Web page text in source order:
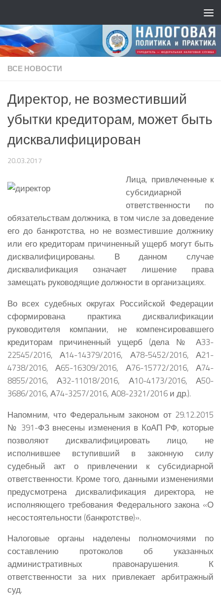
ВСЕ НОВОСТИ
Директор, не возместивший
убытки кредиторам, может быть
дисквалифицирован
20.03.2017
Лица, привлеченные к
субсидиарной
ответственности по
обязательствам должника, в том числе за доведение
его до банкротства, но не возместившие должнику
или его кредиторам причиненный ущерб могут быть
дисквалифицированы. В данном случае
дисквалификация означает лишение права
замещать руководящие должности в организациях.
Во всех судебных округах Российской Федерации
сформирована практика дисквалификации
руководителя компании, не компенсировавшего
кредиторам причиненный ущерб (дела № А33-
22545/2016, А14-14379/2016, А78-5452/2016, А21-
4738/2016, А65-16309/2016, А76-15772/2016, А74-
8855/2016, А32-11018/2016, А10-4173/2016, А50-
3686/2016, А74-3257/2016, А08-2321/2016 и др.).
Напомним, что Федеральным законом от 29.12.2015
№ 391-ФЗ внесены изменения в КоАП РФ, которые
позволяют дисквалифицировать лицо, не
исполнившее вступивший в законную силу
судебный акт о привлечении к субсидиарной
ответственности. Кроме того, данными изменениями
предусмотрена дисквалификация директора, не
исполняющего требования Федерального закона «О
несостоятельности (банкротстве)».
Налоговые органы наделены полномочиями по
составлению протоколов об указанных
административных правонарушения. К
ответственности за них привлекает арбитражный
суд.